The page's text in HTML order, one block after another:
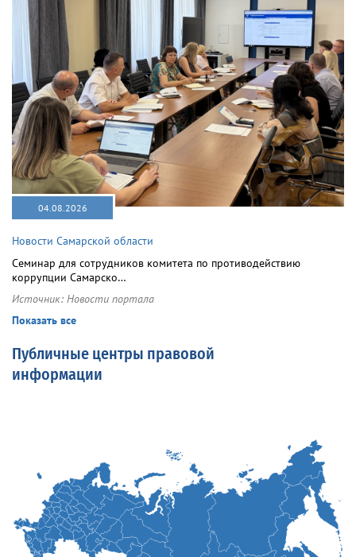
04.08.2026
Новости Самарской области
Семинар для сотрудников комитета по противодействию
коррупции Самарско…
Источник: Новости портала
Показать все
Публичные центры правовой
информации